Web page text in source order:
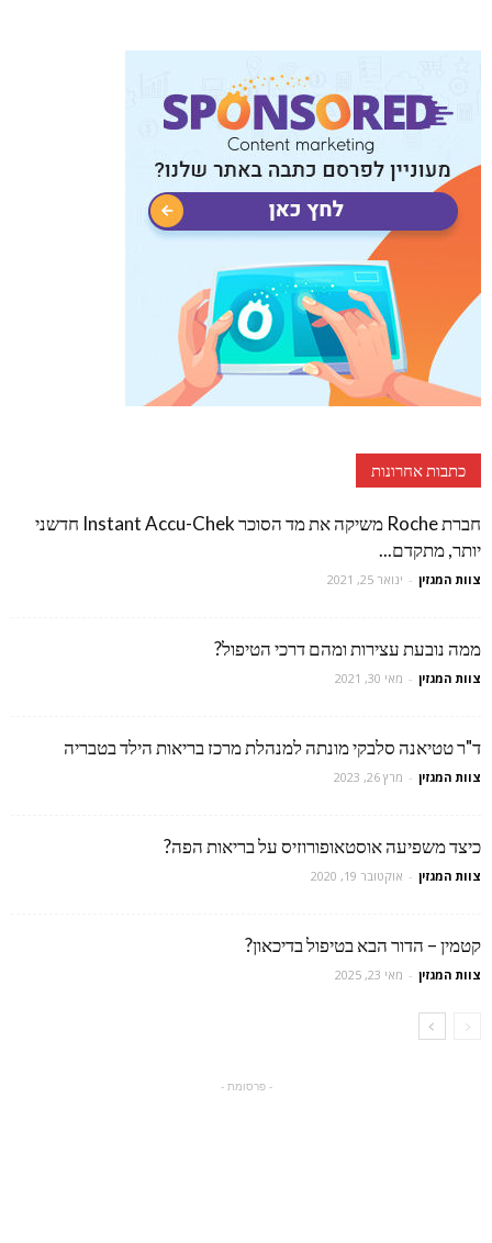
כתבות אחרונות
חברת Roche משיקה את מד הסוכר Instant Accu-Chek חדשני
יותר, מתקדם...
צוות המגזין - ינואר 25, 2021
ממה נובעת עצירות ומהם דרכי הטיפול?
צוות המגזין - מאי 30, 2021
ד"ר טטיאנה סלבקי מונתה למנהלת מרכז בריאות הילד בטבריה
צוות המגזין - מרץ 26, 2023
כיצד משפיעה אוסטאופורוזיס על בריאות הפה?
צוות המגזין - אוקטובר 19, 2020
קטמין – הדור הבא בטיפול בדיכאון?
צוות המגזין - מאי 23, 2025
- פרסומת -